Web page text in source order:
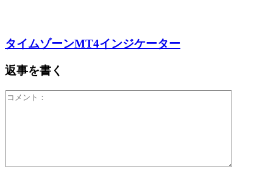
タイムゾーンMT4インジケーター
返事を書く